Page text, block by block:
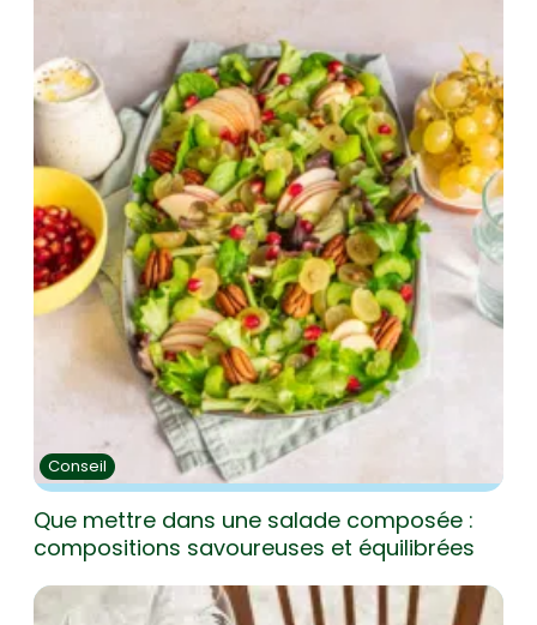
Conseil
Que mettre dans une salade composée :
compositions savoureuses et équilibrées